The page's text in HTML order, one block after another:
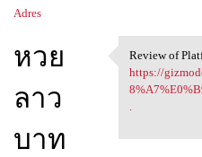
Adres
หวย
ลาว
บาท
Review of
Review of
https://